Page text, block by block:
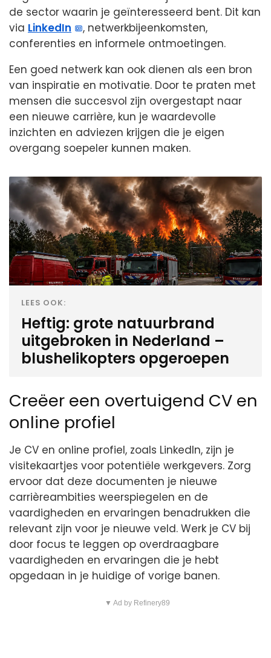
de sector waarin je geïnteresseerd bent. Dit kan
via LinkedIn
, netwerkbijeenkomsten,
conferenties en informele ontmoetingen.
Een goed netwerk kan ook dienen als een bron
van inspiratie en motivatie. Door te praten met
mensen die succesvol zijn overgestapt naar
een nieuwe carrière, kun je waardevolle
inzichten en adviezen krijgen die je eigen
overgang soepeler kunnen maken.
LEES OOK:
Heftig: grote natuurbrand
uitgebroken in Nederland –
blushelikopters opgeroepen
Creëer een overtuigend CV en
online profiel
Je CV en online profiel, zoals LinkedIn, zijn je
visitekaartjes voor potentiële werkgevers. Zorg
ervoor dat deze documenten je nieuwe
carrièreambities weerspiegelen en de
vaardigheden en ervaringen benadrukken die
relevant zijn voor je nieuwe veld. Werk je CV bij
door focus te leggen op overdraagbare
vaardigheden en ervaringen die je hebt
opgedaan in je huidige of vorige banen.
▼ Ad by Refinery89